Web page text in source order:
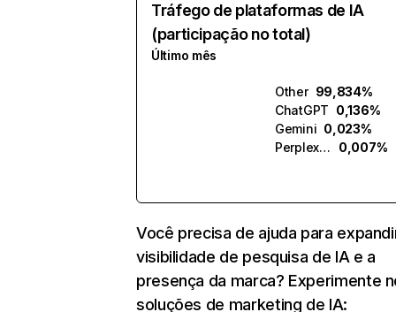
Tráfego de plataformas de IA
(participação no total)
Último mês
Other 99,834%
ChatGPT 0,136%
Gemini 0,023%
Perplexity
0,007%
Você precisa de ajuda para
visibilidade de pesquisa de IA e a
presença da marca? Experimente
soluções de marketing de IA: